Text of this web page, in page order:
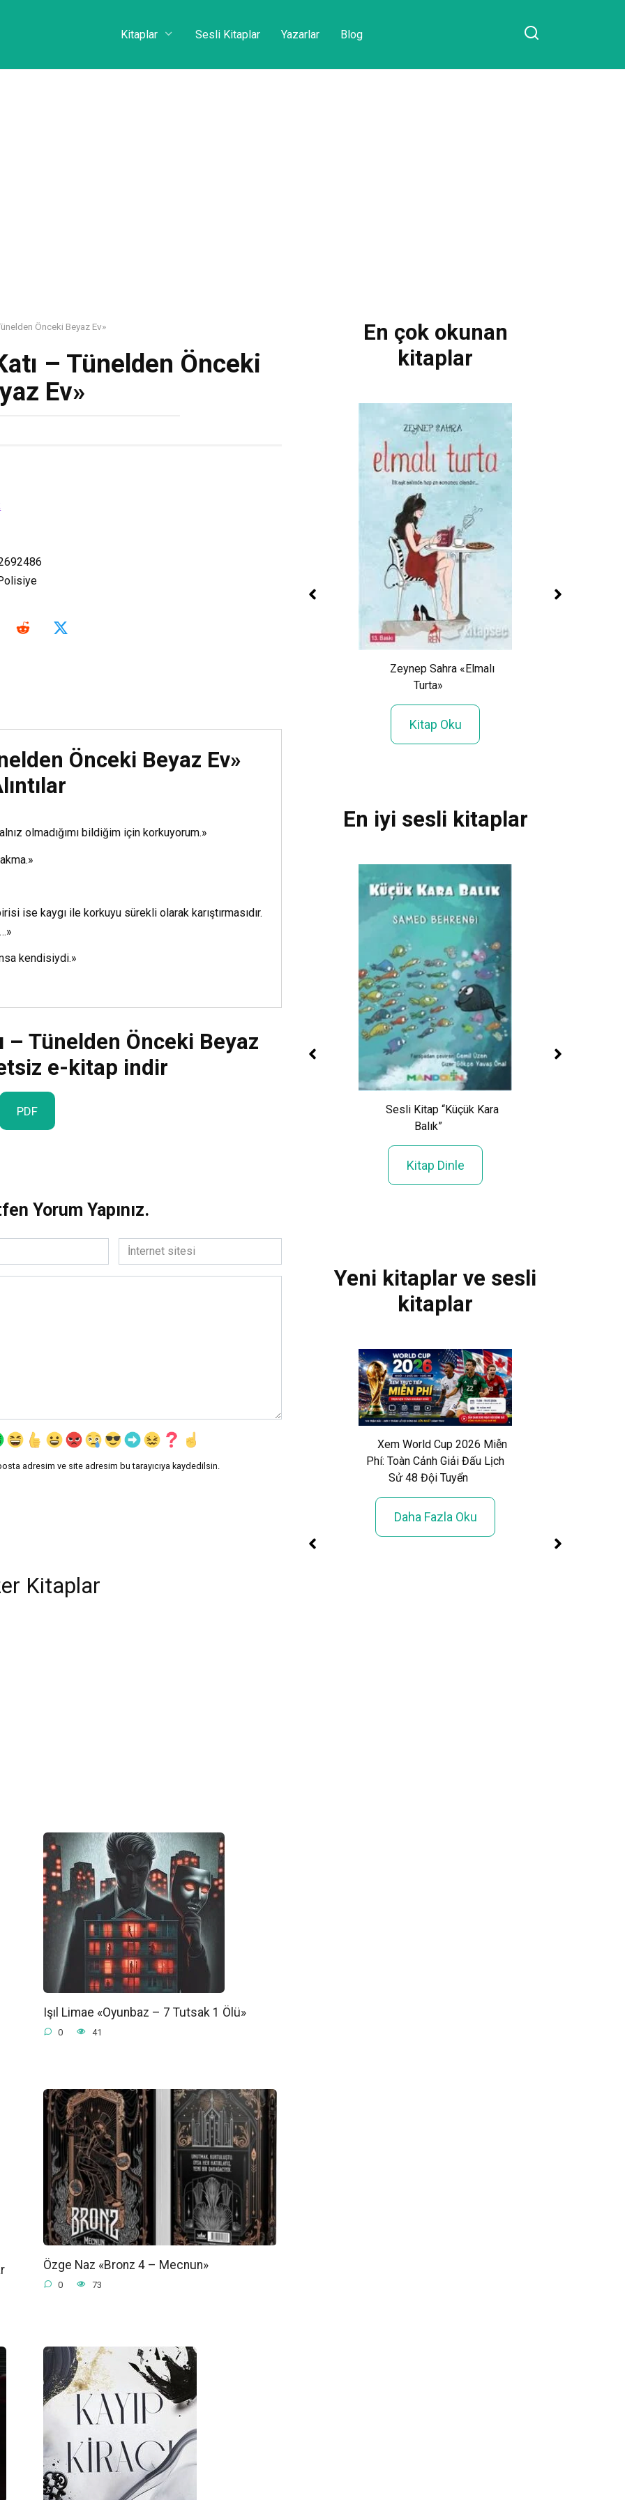
Kitaplar Sesli Kitaplar Yazarlar Blog
Önceki Beyaz Ev»
– Tünelden Önceki
Ev»
Önceki Beyaz Ev»
olmadığımı bildiğim için korkuyorum.»
ise kaygı ile korkuyu sürekli olarak karıştırmasıdır.
kendisiydi.»
– Tünelden Önceki Beyaz
e-kitap indir
PDF
Yorum Yapınız.
İnternet
sitesi
adresim ve site adresim bu tarayıcıya kaydedilsin.
Kitaplar
Işıl Limae «Oyunbaz – 7 Tutsak 1 Ölü»
0 41
Özge Naz «Bronz 4 – Mecnun»
0 73
En çok okunan
kitaplar
Zeynep Sahra «Elmalı
Turta»
Kitap Oku
En iyi sesli kitaplar
Sesli Kitap “Küçük Kara
Balık”
Kitap Dinle
Yeni kitaplar ve sesli
kitaplar
Xem World Cup 2026 Miễn
Phí: Toàn Cảnh Giải Đấu Lịch
Sử 48 Đội Tuyển
Daha Fazla Oku